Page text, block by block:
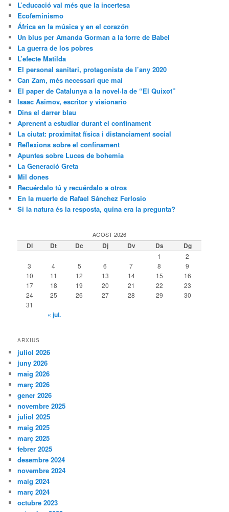
L’educació val més que la incertesa
Ecofeminismo
África en la música y en el corazón
Un blus per Amanda Gorman a la torre de Babel
La guerra de los pobres
L’efecte Matilda
El personal sanitari, protagonista de l’any 2020
Can Zam, més necessari que mai
El paper de Catalunya a la novel·la de “El Quixot”
Isaac Asimov, escritor y visionario
Dins el darrer blau
Aprenent a estudiar durant el confinament
La ciutat: proximitat física i distanciament social
Reflexions sobre el confinament
Apuntes sobre Luces de bohemia
La Generació Greta
Mil dones
Recuérdalo tú y recuérdalo a otros
En la muerte de Rafael Sánchez Ferlosio
Si la natura és la resposta, quina era la pregunta?
AGOST 2026
Dl Dt Dc Dj Dv Ds Dg
1
2
3
4 5 6 7 8
9
10
11 12 13 14 15
16
17
18 19 20 21 22
23
24
25 26 27 28 29
30
31
« jul.
ARXIUS
juliol 2026
juny 2026
maig 2026
març 2026
gener 2026
novembre 2025
juliol 2025
maig 2025
març 2025
febrer 2025
desembre 2024
novembre 2024
maig 2024
març 2024
octubre 2023